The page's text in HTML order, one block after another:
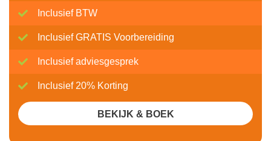
Inclusief BTW
Inclusief GRATIS Voorbereiding
Inclusief adviesgesprek
Inclusief 20% Korting
BEKIJK & BOEK